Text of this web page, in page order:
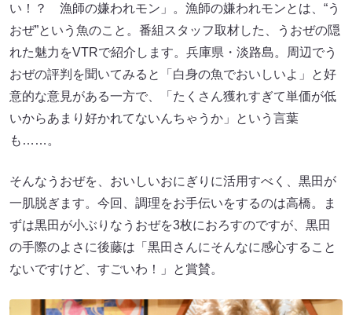
い！？ 漁師の嫌われモン」。漁師の嫌われモンとは、“う
おぜ”という魚のこと。番組スタッフ取材した、うおぜの隠
れた魅力をVTRで紹介します。兵庫県・淡路島。周辺でう
おぜの評判を聞いてみると「白身の魚でおいしいよ」と好
意的な意見がある一方で、「たくさん獲れすぎて単価が低
いからあまり好かれてないんちゃうか」という言葉
も……。
そんなうおぜを、おいしいおにぎりに活用すべく、黒田が
一肌脱ぎます。今回、調理をお手伝いをするのは高橋。ま
ずは黒田が小ぶりなうおぜを3枚におろすのですが、黒田
の手際のよさに後藤は「黒田さんにそんなに感心すること
ないですけど、すごいわ！」と賞賛。